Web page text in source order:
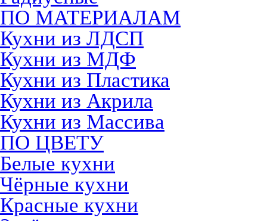
ПО МАТЕРИАЛАМ
Кухни из ЛДСП
Кухни из МДФ
Кухни из Пластика
Кухни из Акрила
Кухни из Массива
ПО ЦВЕТУ
Белые кухни
Чёрные кухни
Красные кухни